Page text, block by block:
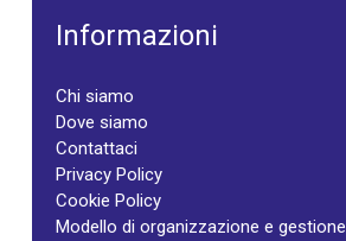
Informazioni
Chi siamo
Dove siamo
Contattaci
Privacy Policy
Cookie Policy
Modello di organizzazione e gestione